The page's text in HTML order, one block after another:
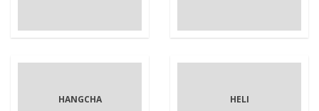
HANGCHA HELI